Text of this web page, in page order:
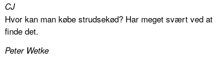
CJ
Hvor kan man købe strudsekød? Har meget svært ved at
finde det.
Peter Wetke